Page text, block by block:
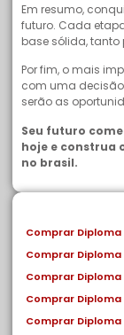
Em resumo,
futuro. Cada
base sólida,
Por fim, o mais
com uma
serão as
Seu futuro
hoje e construa
no brasil.
Comprar
Comprar
Comprar
Comprar
Comprar